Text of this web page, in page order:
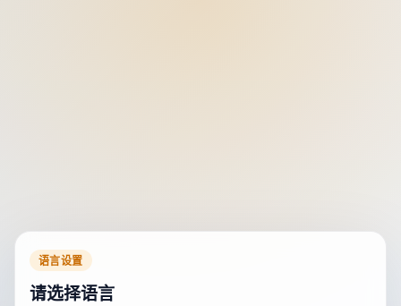
语言设置
请选择语言